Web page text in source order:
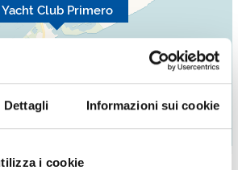
Dettagli Informazioni sui cookie
i cookie
Yacht Club Primero